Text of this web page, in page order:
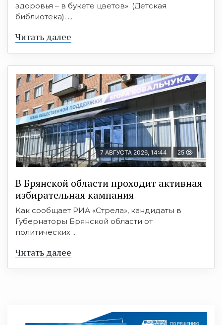
здоровья – в букете цветов». (Детская
библиотека). ...
Читать далее
7 АВГУСТА 2026, 14:44 25
В Брянской области проходит активная
избирательная кампания
Как сообщает РИА «Стрела», кандидаты в
Губернаторы Брянской области от
политических ...
Читать далее